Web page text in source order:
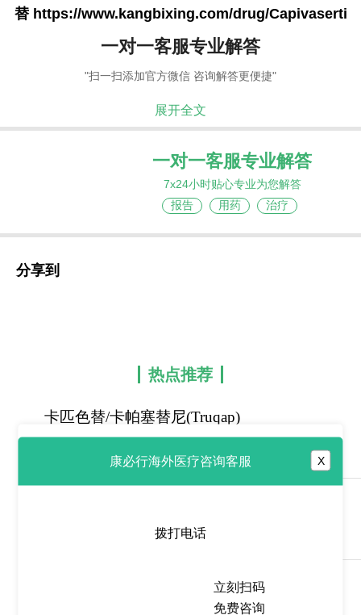
替 https://www.kangbixing.com/drug/Capivasertib/
一对一客服专业解答
"扫一扫添加官方微信 咨询解答更便捷"
展开全文
一对一客服专业解答
7x24小时贴心专业为您解答
报告
用药 治疗
分享到
热点推荐
卡匹色替/卡帕塞替尼(Truqap)
与氟维司群联
2026-05-13
阿西米尼(Scemblix/Asciminib)
康必行海外医疗咨询客服 X
拨打电话
立刻扫码
免费咨询